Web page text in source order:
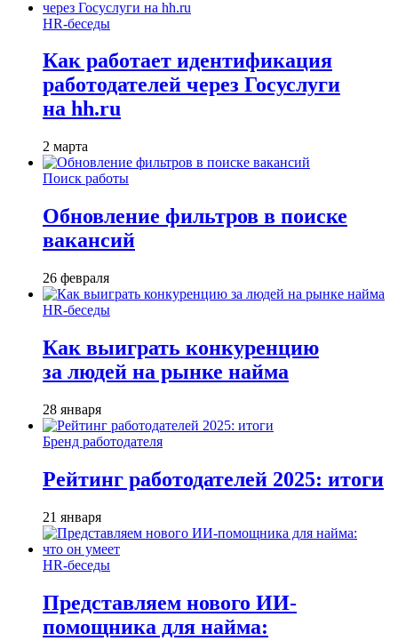
HR-беседы
Как работает идентификация
работодателей через Госуслуги
на hh.ru
2 марта
Поиск работы
Обновление фильтров в поиске
вакансий
26 февраля
HR-беседы
Как выиграть конкуренцию
за людей на рынке найма
28 января
Бренд работодателя
Рейтинг работодателей 2025: итоги
21 января
HR-беседы
Представляем нового ИИ-
помощника для найма: